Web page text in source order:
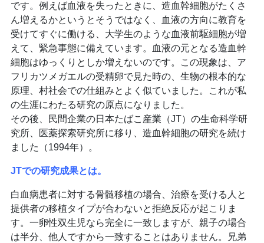
です。例えば血液を失ったときに、造血幹細胞がたくさ
ん増えるかというとそうではなく、血液の方向に教育を
受けてすぐに働ける、大学生のような血液前駆細胞が増
えて、緊急事態に備えています。血液の元となる造血幹
細胞はゆっくりとしか増えないのです。この現象は、ア
フリカツメガエルの受精卵で見た時の、生物の根本的な
原理、村社会での仕組みとよく似ていました。これが私
の生涯にわたる研究の原点になりました。
その後、民間企業の日本たばこ産業（JT）の生命科学研
究所、医薬探索研究所に移り、造血幹細胞の研究を続け
ました（1994年）。
JTでの研究成果とは。
白血病患者に対する骨髄移植の場合、治療を受ける人と
提供者の移植タイプが合わないと拒絶反応が起こりま
す。一卵性双生児なら完全に一致しますが、親子の場合
は半分、他人ですから一致することはありません。兄弟